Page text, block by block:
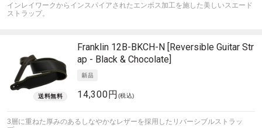
インレイワークからインスパイアされたエンボス加工を施した美しいスエード
ストラップ。
Franklin 12B-BKCH-N [Reversible Guitar Str
ap - Black & Chocolate]
14,300円 (税込)
3層に重ねた厚みのあるしなやかなレザーを採用したリバーシブルストラッ